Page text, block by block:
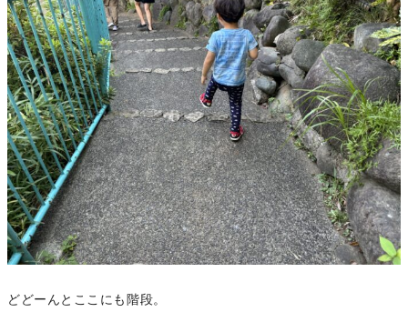
どどーんとここにも階段。